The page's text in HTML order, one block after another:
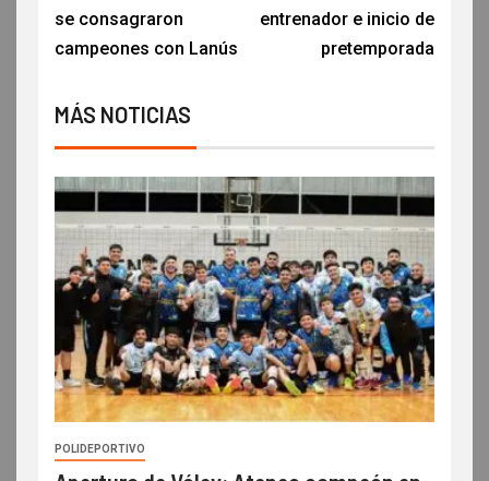
se consagraron
campeones con Lanús
entrenador e inicio de
pretemporada
MÁS NOTICIAS
POLIDEPORTIVO